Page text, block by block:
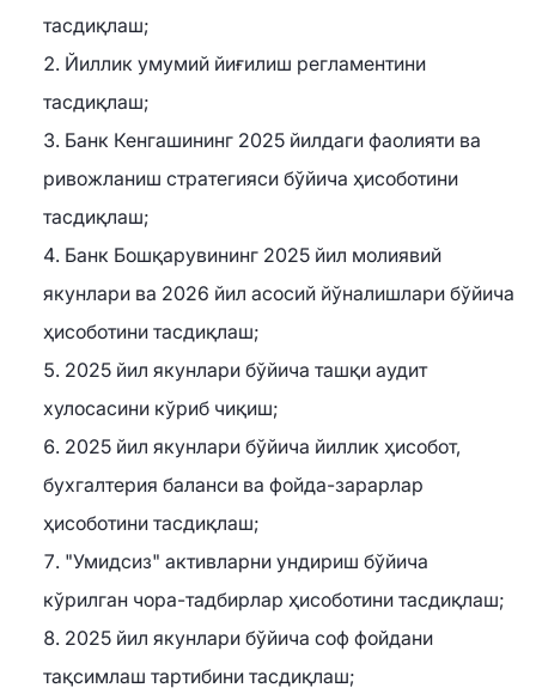
тасдиқлаш;
Йиллик умумий йиғилиш регламентини
тасдиқлаш;
Банк Кенгашининг 2025 йилдаги фаолияти ва
ривожланиш стратегияси бўйича ҳисоботини
тасдиқлаш;
Банк Бошқарувининг 2025 йил молиявий
якунлари ва 2026 йил асосий йўналишлари бўйича
ҳисоботини тасдиқлаш;
2025 йил якунлари бўйича ташқи аудит
хулосасини кўриб чиқиш;
2025 йил якунлари бўйича йиллик ҳисобот,
бухгалтерия баланси ва фойда-зарарлар
ҳисоботини тасдиқлаш;
"Умидсиз" активларни ундириш бўйича
кўрилган чора-тадбирлар ҳисоботини тасдиқлаш;
2025 йил якунлари бўйича соф фойдани
тақсимлаш тартибини тасдиқлаш;